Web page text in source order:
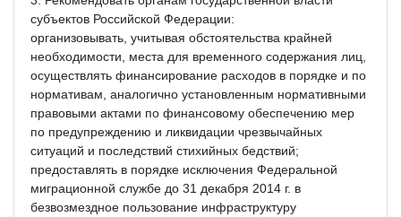
субъектов Российской Федерации:
организовывать, учитывая обстоятельства крайней
необходимости, места для временного содержания лиц,
осуществлять финансирование расходов в порядке и по
нормативам, аналогично установленным нормативными
правовыми актами по финансовому обеспечению мер
по предупреждению и ликвидации чрезвычайных
ситуаций и последствий стихийных бедствий;
предоставлять в порядке исключения Федеральной
миграционной службе до 31 декабря 2014 г. в
безвозмездное пользование инфраструктуру